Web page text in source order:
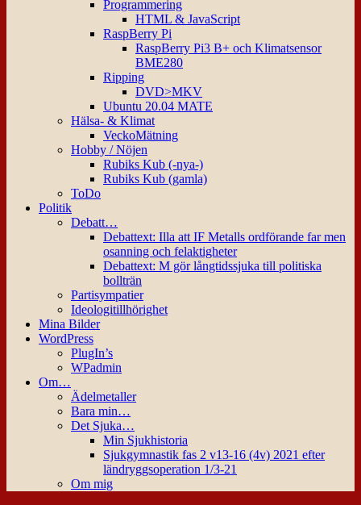
Programmering
HTML & JavaScript
RaspBerry Pi
RaspBerry Pi3 B+ och Klimatsensor
BME280
Ripping
DVD>MKV
Ubuntu 20.04 MATE
Hälsa- & Klimat
VeckoMätning
Hobby / Nöjen
Rubiks Kub (-nya-)
Rubiks Kub (gamla)
ToDo
Politik
Debatt…
Debattext: Illa att IF Metalls ordförande far men
osanning och felaktigheter
Debattext: M gör långtidssjuka till politiska
bollträn
Partisympatier
Ideologitillhörighet
Mina Bilder
WordPress
PlugIn’s
WPadmin
Om…
Ädelmetaller
Bara min…
Det Sjuka…
Min Sjukhistoria
Sjukgymnastik fas 2 v13-16 (4v) 2021 efter
ländryggsoperation 1/3-21
Om mig